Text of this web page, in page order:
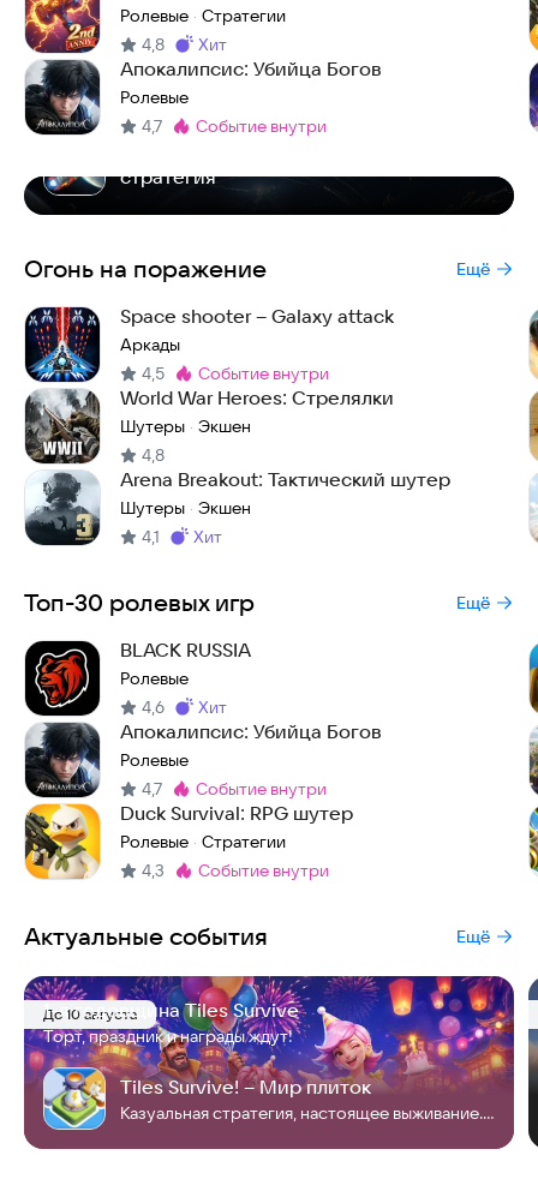
Ролевые · Стратегии
4,8 Метка
хит
Апокалипсис: Убийца Богов
Ролевые
4,7 Метка:
событие внутри
стратегия
Огонь на поражение Ещё
Space shooter – Galaxy attack
Аркады
4,5 Метка:
событие внутри
World War Heroes: Стрелялки
Шутеры · Экшен
4,8
Arena Breakout: Тактический шутер
Шутеры · Экшен
4,1 Метка
хит
Топ-30 ролевых игр Ещё
BLACK RUSSIA
Ролевые
4,6 Метка
хит
Апокалипсис: Убийца Богов
Ролевые
4,7 Метка:
событие внутри
Duck Survival: RPG шутер
Ролевые · Стратегии
4,3
Метка:
событие внутри
Актуальные события Ещё
До 10 августа
1-я годовщина Tiles Survive
Торт, праздник и награды ждут!
Tiles Survive! – Мир плиток
Казуальная стратегия, настоящее выживание. Проложи путь к победе!